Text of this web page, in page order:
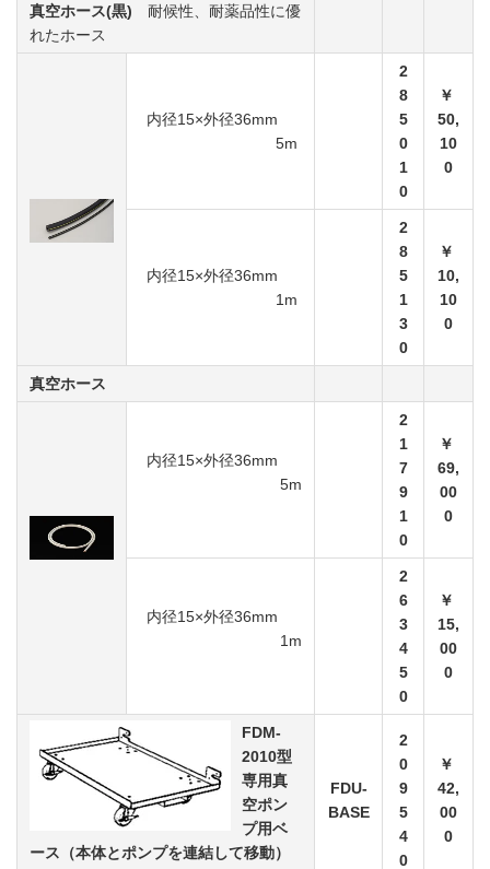
真空ホース(黒)耐候性、耐薬品性に優
れたホース
内径15×外径36mm
5m
2
8
5
0
1
0
￥
50,
10
0
内径15×外径36mm
1m
2
8
5
1
3
0
￥
10,
10
0
真空ホース
内径15×外径36mm
5m
2
1
7
9
1
0
￥
69,
00
0
内径15×外径36mm
1m
2
6
3
4
5
0
￥
15,
00
0
FDM-
2010型
専用真
空ポン
プ用ベ
ース（本体とポンプを連結して移動）
FDU-
BASE
2
0
9
5
4
0
￥
42,
00
0